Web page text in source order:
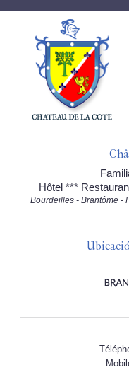
Hôtel ***
Bourdeilles - Brantôme -